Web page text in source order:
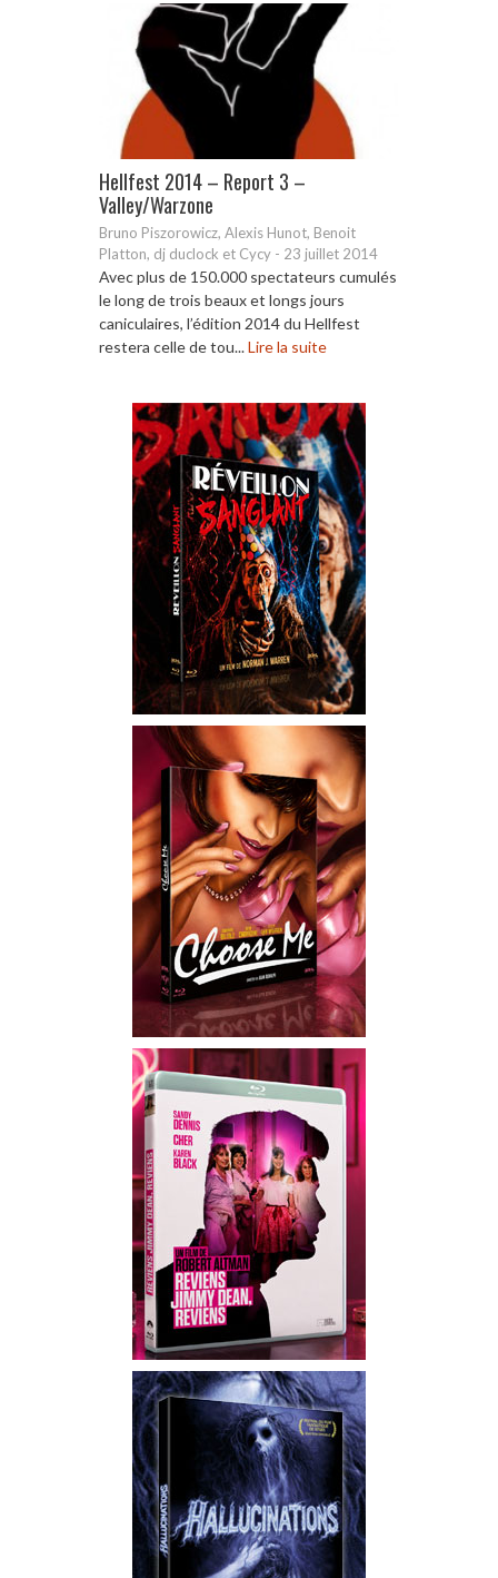
Hellfest 2014 – Report 3 –
Valley/Warzone
Bruno Piszorowicz, Alexis Hunot, Benoit
Platton, dj duclock et Cycy - 23 juillet 2014
Avec plus de 150.000 spectateurs cumulés
le long de trois beaux et longs jours
caniculaires, l’édition 2014 du Hellfest
restera celle de tou...Lire la suite